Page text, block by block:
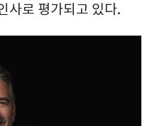
사로 평가되고 있다.